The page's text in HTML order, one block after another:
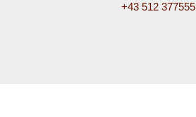
+43 512 377555